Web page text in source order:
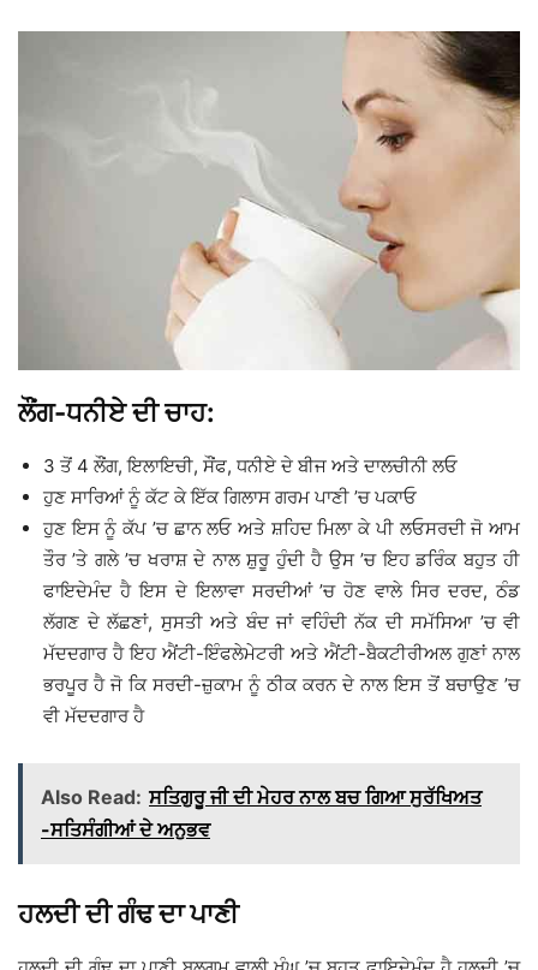
ਲੌਂਗ-ਧਨੀਏ ਦੀ ਚਾਹ:
3 ਤੋਂ 4 ਲੌਂਗ, ਇਲਾਇਚੀ, ਸੌਂਫ, ਧਨੀਏ ਦੇ ਬੀਜ ਅਤੇ ਦਾਲਚੀਨੀ ਲਓ
ਹੁਣ ਸਾਰਿਆਂ ਨੂੰ ਕੱਟ ਕੇ ਇੱਕ ਗਿਲਾਸ ਗਰਮ ਪਾਣੀ ’ਚ ਪਕਾਓ
ਹੁਣ ਇਸ ਨੂੰ ਕੱਪ ’ਚ ਛਾਨ ਲਓ ਅਤੇ ਸ਼ਹਿਦ ਮਿਲਾ ਕੇ ਪੀ ਲਓਸਰਦੀ ਜੋ ਆਮ
ਤੌਰ ’ਤੇ ਗਲੇ ’ਚ ਖਰਾਸ਼ ਦੇ ਨਾਲ ਸ਼ੁਰੂ ਹੁੰਦੀ ਹੈ ਉਸ ’ਚ ਇਹ ਡਰਿੰਕ ਬਹੁਤ ਹੀ
ਫਾਇਦੇਮੰਦ ਹੈ ਇਸ ਦੇ ਇਲਾਵਾ ਸਰਦੀਆਂ ’ਚ ਹੋਣ ਵਾਲੇ ਸਿਰ ਦਰਦ, ਠੰਡ
ਲੱਗਣ ਦੇ ਲੱਛਣਾਂ, ਸੁਸਤੀ ਅਤੇ ਬੰਦ ਜਾਂ ਵਹਿੰਦੀ ਨੱਕ ਦੀ ਸਮੱਸਿਆ ’ਚ ਵੀ
ਮੱਦਦਗਾਰ ਹੈ ਇਹ ਐਂਟੀ-ਇੰਫਲੇਮੇਟਰੀ ਅਤੇ ਐਂਟੀ-ਬੈਕਟੀਰੀਅਲ ਗੁਣਾਂ ਨਾਲ
ਭਰਪੂਰ ਹੈ ਜੋ ਕਿ ਸਰਦੀ-ਜ਼ੁਕਾਮ ਨੂੰ ਠੀਕ ਕਰਨ ਦੇ ਨਾਲ ਇਸ ਤੋਂ ਬਚਾਉਣ ’ਚ
ਵੀ ਮੱਦਦਗਾਰ ਹੈ
Also Read: ਸਤਿਗੁਰੂ ਜੀ ਦੀ ਮੇਹਰ ਨਾਲ ਬਚ ਗਿਆ ਸੁਰੱਖਿਅਤ
-ਸਤਿਸੰਗੀਆਂ ਦੇ ਅਨੁਭਵ
ਹਲਦੀ ਦੀ ਗੰਢ ਦਾ ਪਾਣੀ